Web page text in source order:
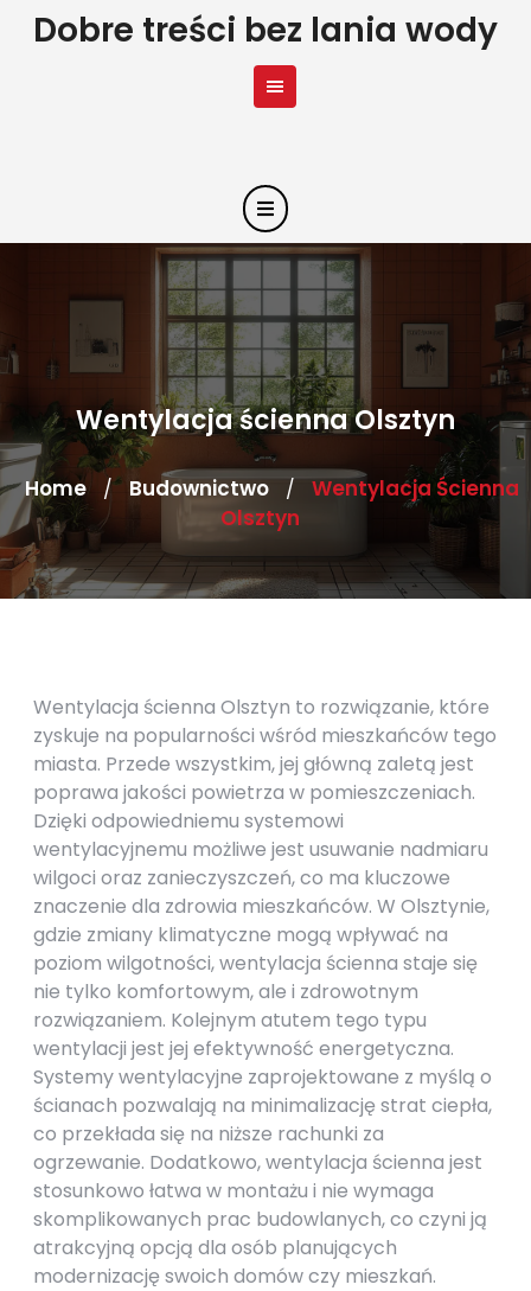
SkipDobre treści bez lania wody
Wentylacja ścienna Olsztyn
Home / Budownictwo /
Wentylacja Ścienna
Olsztyn
Wentylacja ścienna Olsztyn to rozwiązanie, które
zyskuje na popularności wśród mieszkańców tego
miasta. Przede wszystkim, jej główną zaletą jest
poprawa jakości powietrza w pomieszczeniach.
Dzięki odpowiedniemu systemowi
wentylacyjnemu możliwe jest usuwanie nadmiaru
wilgoci oraz zanieczyszczeń, co ma kluczowe
znaczenie dla zdrowia mieszkańców. W Olsztynie,
gdzie zmiany klimatyczne mogą wpływać na
poziom wilgotności, wentylacja ścienna staje się
nie tylko komfortowym, ale i zdrowotnym
rozwiązaniem. Kolejnym atutem tego typu
wentylacji jest jej efektywność energetyczna.
Systemy wentylacyjne zaprojektowane z myślą o
ścianach pozwalają na minimalizację strat ciepła,
co przekłada się na niższe rachunki za
ogrzewanie. Dodatkowo, wentylacja ścienna jest
stosunkowo łatwa w montażu i nie wymaga
skomplikowanych prac budowlanych, co czyni ją
atrakcyjną opcją dla osób planujących
modernizację swoich domów czy mieszkań.